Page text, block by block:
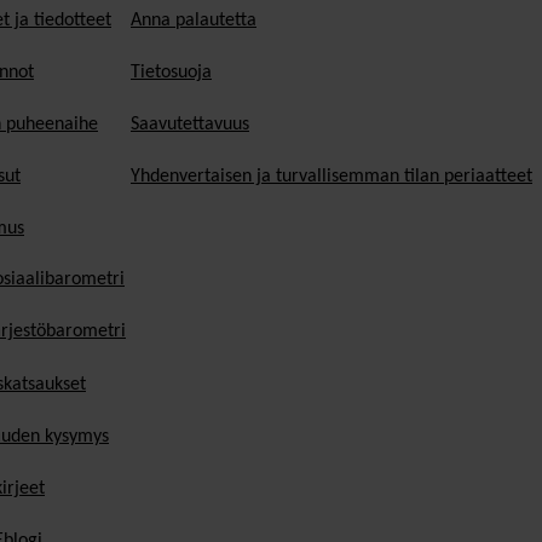
ja tiedotteet
puheenaihe
kysymys
Anna palautetta
Tietosuoja
Saavutettavuus
Yhdenvertaisen ja turvallisemman tilan periaatteet